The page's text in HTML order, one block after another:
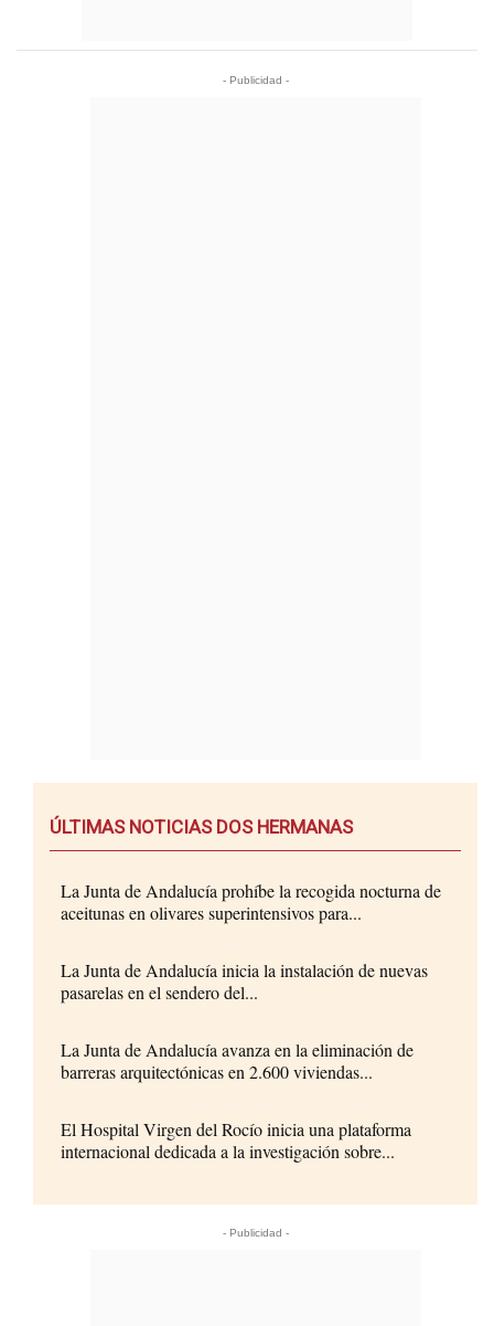
- Publicidad -
ÚLTIMAS NOTICIAS DOS HERMANAS
La Junta de Andalucía prohíbe la recogida nocturna de
aceitunas en olivares superintensivos para...
La Junta de Andalucía inicia la instalación de nuevas
pasarelas en el sendero del...
La Junta de Andalucía avanza en la eliminación de
barreras arquitectónicas en 2.600 viviendas...
El Hospital Virgen del Rocío inicia una plataforma
internacional dedicada a la investigación sobre...
- Publicidad -